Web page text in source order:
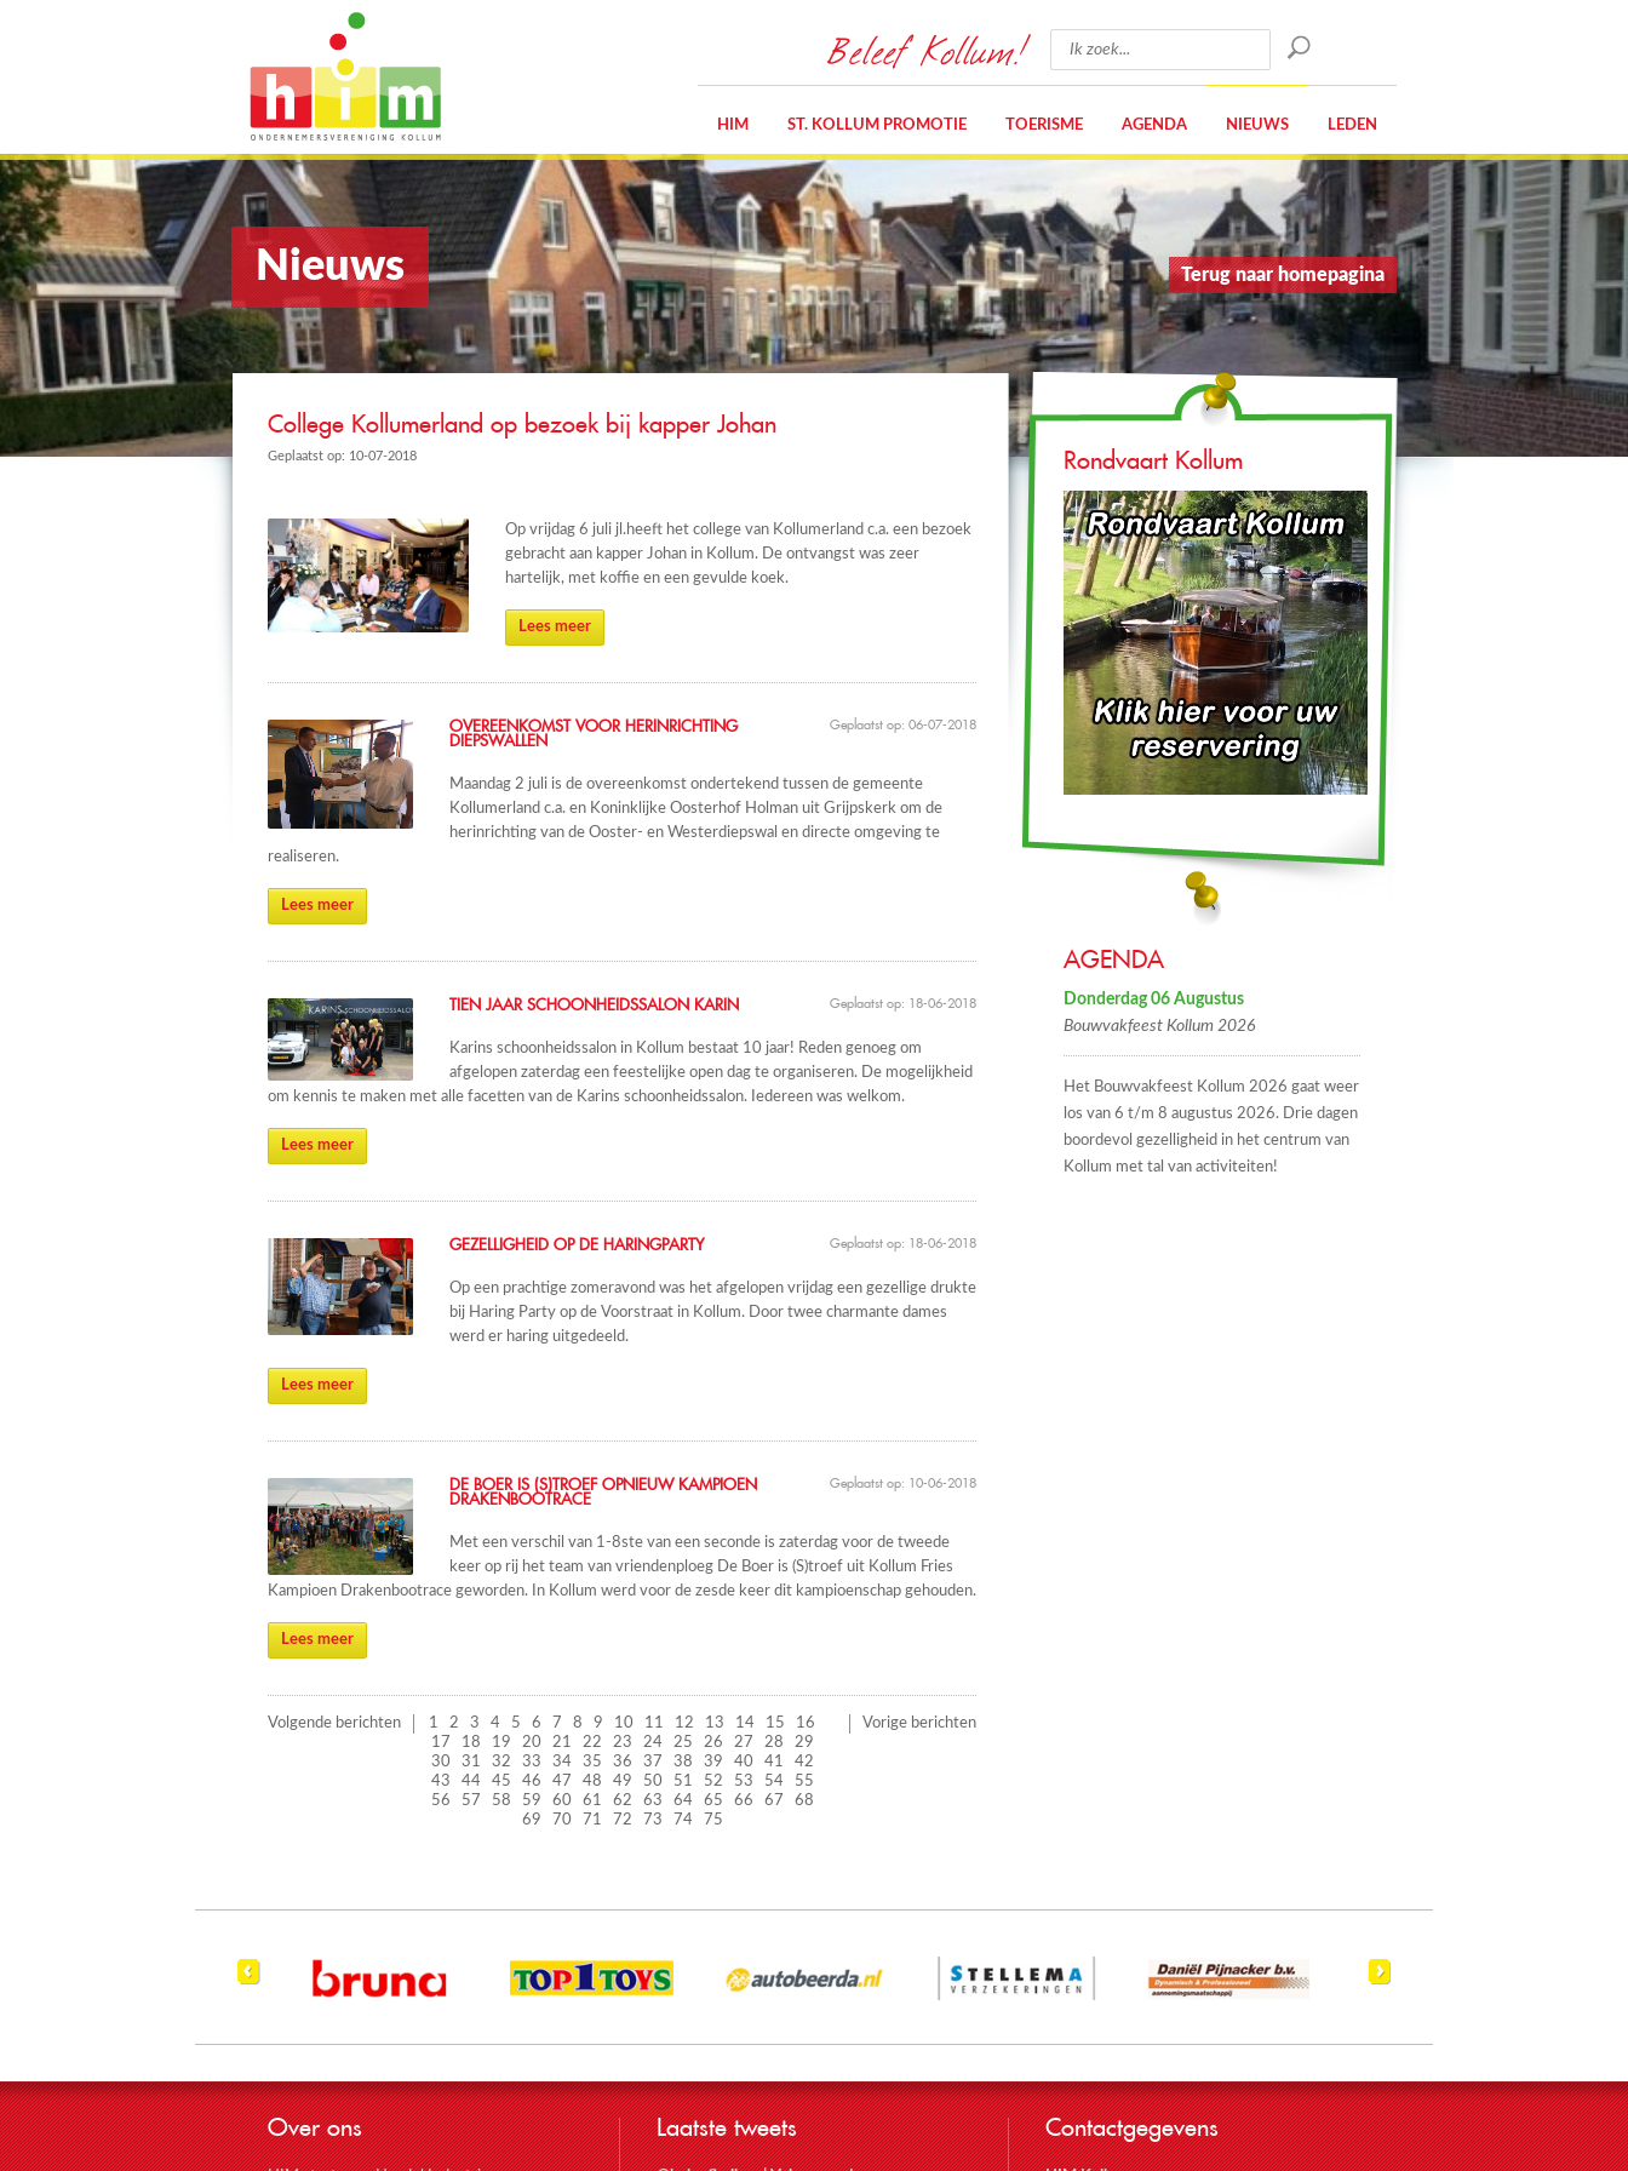
Beleef Kollum!
HIM ST. KOLLUM PROMOTIE TOERISME AGENDA NIEUWS LEDEN
Nieuws Terug naar homepagina
College Kollumerland op bezoek bij kapper Johan
Geplaatst op: 10-07-2018
Op vrijdag 6 juli jl.heeft het college van Kollumerland c.a. een bezoek
gebracht aan kapper Johan in Kollum. De ontvangst was zeer
hartelijk, met koffie en een gevulde koek.
Lees meer
Geplaatst op: 06-07-2018
OVEREENKOMST VOOR HERINRICHTING
DIEPSWALLEN
Maandag 2 juli is de overeenkomst ondertekend tussen de gemeente
Kollumerland c.a. en Koninklijke Oosterhof Holman uit Grijpskerk om de
herinrichting van de Ooster- en Westerdiepswal en directe omgeving te
realiseren.
Lees meer
Geplaatst op: 18-06-2018
TIEN JAAR SCHOONHEIDSSALON KARIN
Karins schoonheidssalon in Kollum bestaat 10 jaar! Reden genoeg om
afgelopen zaterdag een feestelijke open dag te organiseren. De mogelijkheid
om kennis te maken met alle facetten van de Karins schoonheidssalon. Iedereen was welkom.
Lees meer
Geplaatst op: 18-06-2018
GEZELLIGHEID OP DE HARINGPARTY
Op een prachtige zomeravond was het afgelopen vrijdag een gezellige drukte
bij Haring Party op de Voorstraat in Kollum. Door twee charmante dames
werd er haring uitgedeeld.
Lees meer
Geplaatst op: 10-06-2018
DE BOER IS (S)TROEF OPNIEUW KAMPIOEN
DRAKENBOOTRACE
Met een verschil van 1-8ste van een seconde is zaterdag voor de tweede
keer op rij het team van vriendenploeg De Boer is (S)troef uit Kollum Fries
Kampioen Drakenbootrace geworden. In Kollum werd voor de zesde keer dit kampioenschap gehouden.
Lees meer
Volgende berichten 1 2 3 4 5 6 7 8 9 10 11 12 13 14 15
16
17
18 19 20 21 22 23 24 25 26 27 28
29
30
31 32 33 34 35 36 37 38 39 40 41
42
43
44 45 46 47 48 49 50 51 52 53 54
55
56
57 58 59 60 61 62 63 64 65 66 67
68
69
70 71 72 73 74 75
Vorige berichten
Rondvaart Kollum
AGENDA
Donderdag 06 Augustus
Bouwvakfeest Kollum 2026
Het Bouwvakfeest Kollum 2026 gaat weer
los van 6 t/m 8 augustus 2026. Drie dagen
boordevol gezelligheid in het centrum van
Kollum met tal van activiteiten!
Over ons Laatste tweets Contactgegevens